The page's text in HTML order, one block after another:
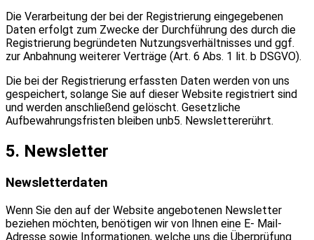
Die Verarbeitung der bei der Registrierung eingegebenen
Daten erfolgt zum Zwecke der Durchführung des durch die
Registrierung begründeten Nutzungsverhältnisses und ggf.
zur Anbahnung weiterer Verträge (Art. 6 Abs. 1 lit. b DSGVO).
Die bei der Registrierung erfassten Daten werden von uns
gespeichert, solange Sie auf dieser Website registriert sind
und werden anschließend gelöscht. Gesetzliche
Aufbewahrungsfristen bleiben unb5. Newslettererührt.
5. Newsletter
Newsletterdaten
Wenn Sie den auf der Website angebotenen Newsletter
beziehen möchten, benötigen wir von Ihnen eine E- Mail-
Adresse sowie Informationen, welche uns die Überprüfung